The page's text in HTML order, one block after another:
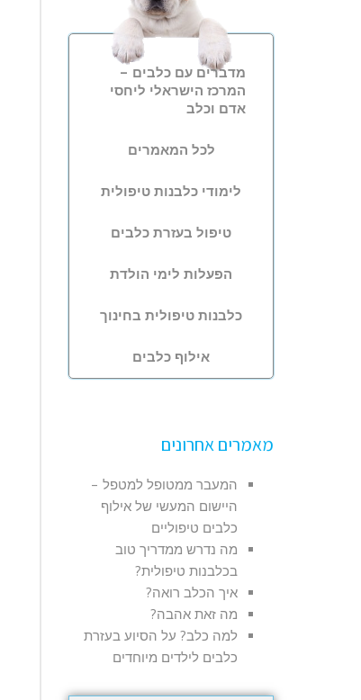
מדברים עם כלבים –
המרכז הישראלי ליחסי
אדם וכלב
לכל המאמרים
לימודי כלבנות טיפולית
טיפול בעזרת כלבים
הפעלות לימי הולדת
כלבנות טיפולית בחינוך
אילוף כלבים
מאמרים אחרונים
המעבר ממטופל למטפל –
היישום המעשי של אילוף
כלבים טיפוליים
מה נדרש ממדריך טוב
בכלבנות טיפולית?
איך הכלב רואה?
מה זאת אהבה?
למה כלב? על הסיוע בעזרת
כלבים לילדים מיוחדים